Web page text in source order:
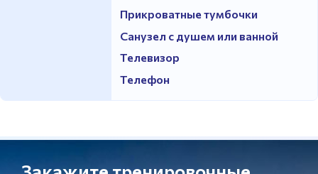
Прикроватные тумбочки
Санузел с душем или ванной
Телевизор
Телефон